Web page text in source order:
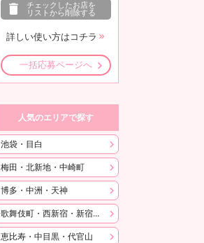
チェックしたお店を
リストから削除する
詳しい使い方はコチラ
一括応募ページへ
人気のエリアで探す
池袋・目白
梅田・北新地・中崎町
博多・中洲・天神
歌舞伎町・西新宿・新宿御苑
恵比寿・中目黒・代官山